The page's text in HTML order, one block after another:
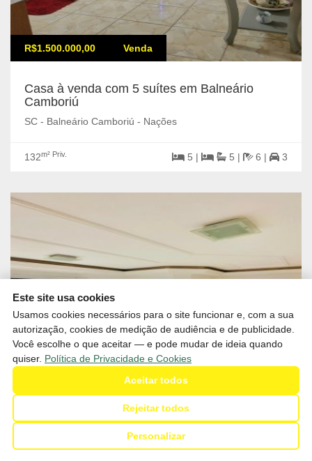
R$1.500.000,00 Venda
Casa à venda com 5 suítes em Balneário
Camboriú
SC - Balneário Camboriú - Nações
132m² Priv. 5 | 5 | 6 | 3
Venda
Este site usa cookies
Usamos cookies necessários para o site funcionar e, com a sua
autorização, cookies de medição de audiência e de publicidade.
Você escolhe o que aceitar — e pode mudar de ideia quando
quiser. Política de Privacidade e Cookies
Aceitar todos
Rejeitar todos
Personalizar